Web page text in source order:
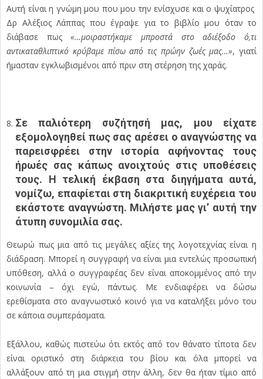
Αυτή είναι η γνώμη μου που μου την ενίσχυσε και ο ψυχίατρος
Δρ Αλέξιος Λάππας που έγραψε για το βιβλίο μου όταν το
διάβασε πως«…μοιραστήκαμε μπροστά στο αδιέξοδο ό,τι
αντικαταθλιπτικό κρύβαμε πίσω από τις πρώην ζωές μας…», γιατί
ήμασταν εγκλωβισμένοι από πριν στη στέρηση της χαράς.
Σε παλιότερη συζήτησή μας, μου είχατε
εξομολογηθεί πως σας αρέσει ο αναγνώστης να
παρεισφρέει στην ιστορία αφήνοντας τους
ήρωές σας κάπως ανοιχτούς στις υποθέσεις
τους. Η τελική έκβαση στα διηγήματα αυτά,
νομίζω, επαφίεται στη διακριτική ευχέρεια του
εκάστοτε αναγνώστη. Μιλήστε μας γι’ αυτή την
άτυπη συνομιλία σας.
Θεωρώ πως μια από τις μεγάλες αξίες της λογοτεχνίας είναι η
διάδραση. Μπορεί η συγγραφή να είναι μια εντελώς προσωπική
υπόθεση, αλλά ο συγγραφέας δεν είναι αποκομμένος από την
κοινωνία – όχι εγώ, πάντως. Με ενδιαφέρει να δώσω
ερεθίσματα στο αναγνωστικό κοινό για να καταλήξει μόνο του
σε κάποια συμπεράσματα.
Εξάλλου, καθώς πιστεύω ότι εκτός από τον θάνατο τίποτα δεν
είναι οριστικό στη διάρκεια του βίου και όλα μπορεί να
αλλάξουν από τη μια στιγμή στην άλλη, δεν θα ήταν τίμιο από